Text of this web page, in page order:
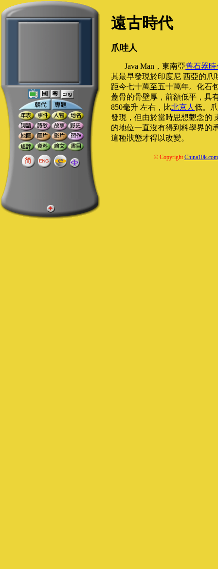
遠古時代
爪哇人
Java Man，東南亞舊石器時
其最早發現於印度尼 西亞的爪
距今七十萬至五十萬年。化石
蓋骨的骨壁厚，前額低平，具
850毫升 左右，比北京人 低。
發現，但由於當時思想觀念的
的地位一直沒有得到科學界的
這種狀態才得以改變。
© CopyrightChina10k.com